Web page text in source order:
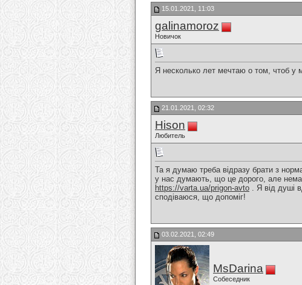
15.01.2021, 11:03
galinamoroz
Новичок
Я несколько лет мечтаю о том, чтоб у
21.01.2021, 02:32
Hison
Любитель
Та я думаю треба відразу брати з
у нас думають, що це дорого, але
https://varta.ua/prigon-avto . Я від душі
сподіваюся, що допоміг!
03.02.2021, 02:49
MsDarina
Собеседник